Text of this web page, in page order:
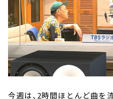
今週は、2時間ほとんど曲を